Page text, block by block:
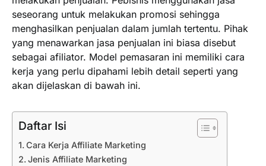
seseorang untuk melakukan promosi sehingga
menghasilkan penjualan dalam jumlah tertentu. Pihak
yang menawarkan jasa penjualan ini biasa disebut
sebagai afiliator. Model pemasaran ini memiliki cara
kerja yang perlu dipahami lebih detail seperti yang
akan dijelaskan di bawah ini.
Daftar Isi
Cara Kerja Affiliate Marketing
Jenis Affiliate Marketing